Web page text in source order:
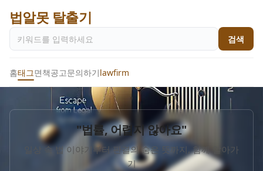
법알못 탈출기
검색
홈태그면책공고문의하기lawfirm
"법률, 어렵지 않아요"
일상 속 법 이야기부터 판결의 숨은 뜻까지, 함께 알아가
기